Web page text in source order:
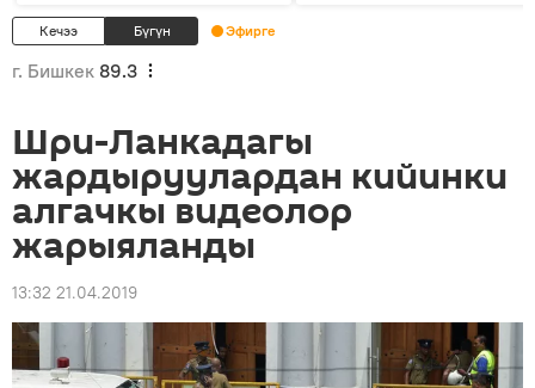
Кечээ Бүгүн Эфирге
г. Бишкек 89.3
Шри-Ланкадагы
жардыруулардан кийинки
алгачкы видеолор
жарыяланды
13:32 21.04.2019